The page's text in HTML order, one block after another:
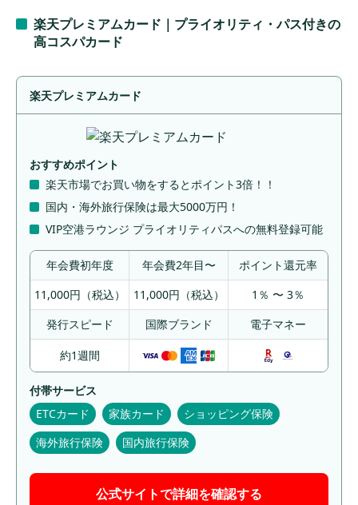
楽天プレミアムカード｜プライオリティ・パス付きの
高コスパカード
楽天プレミアムカード
おすすめポイント
楽天市場でお買い物をするとポイント3倍！！
国内・海外旅行保険は最大5000万円！
VIP空港ラウンジ プライオリティパスへの無料登録可能
年会費初年度 年会費2年目〜
ポイント還元率
11,000円（税込）
11,000円（税込）
1％ 〜 3％
発行スピード
国際ブランド 電子マネー
約1週間
付帯サービス
ETCカード
家族カード
ショッピング保険
海外旅行保険
国内旅行保険
公式サイトで詳細を確認する